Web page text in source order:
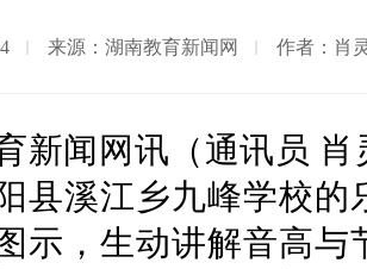
来源：湖南教育新闻网 作者：肖
新闻网讯（通讯员
县溪江乡九峰学校
示，生动讲解音高